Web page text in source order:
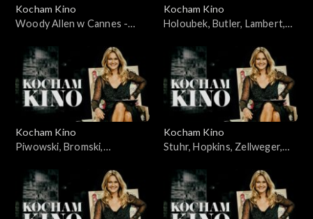
Kocham Kino
Woody Allen w Cannes -
Kocham Kino
Holoubek, Butler, Lambert,
Kocham Kino
Piwowski, Bromski,
Kocham Kino
Stuhr, Hopkins, Zellweger,